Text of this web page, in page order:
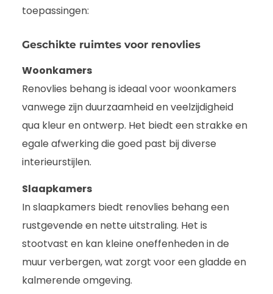
toepassingen:
Geschikte ruimtes voor renovlies
Woonkamers
Renovlies behang is ideaal voor woonkamers
vanwege zijn duurzaamheid en veelzijdigheid
qua kleur en ontwerp. Het biedt een strakke en
egale afwerking die goed past bij diverse
interieurstijlen.
Slaapkamers
In slaapkamers biedt renovlies behang een
rustgevende en nette uitstraling. Het is
stootvast en kan kleine oneffenheden in de
muur verbergen, wat zorgt voor een gladde en
kalmerende omgeving.